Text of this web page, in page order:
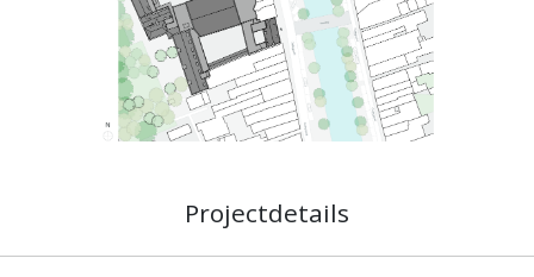
Projectdetails